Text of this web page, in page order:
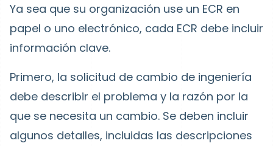
Ya sea que su organización use un ECR en
papel o uno electrónico, cada ECR debe incluir
información clave.
Primero, la solicitud de cambio de ingeniería
debe describir el problema y la razón por la
que se necesita un cambio. Se deben incluir
algunos detalles, incluidas las descripciones